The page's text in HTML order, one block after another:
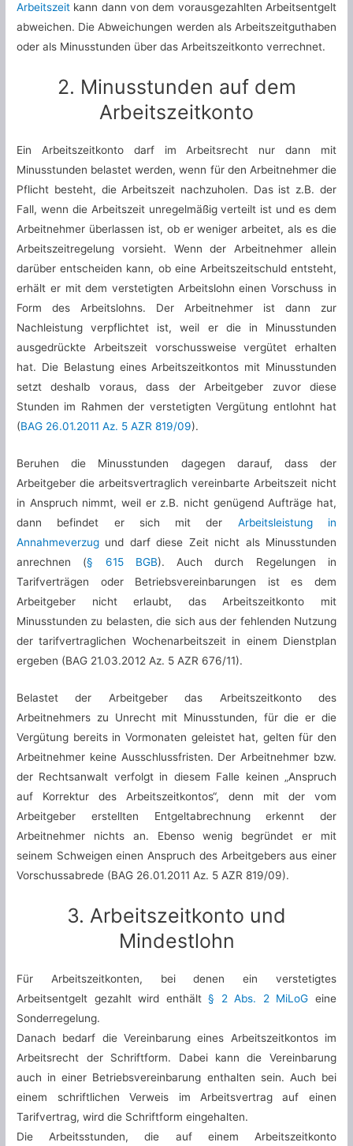
Arbeitszeit kann dann von dem vorausgezahlten Arbeitsentgelt
abweichen. Die Abweichungen werden als Arbeitszeitguthaben
oder als Minusstunden über das Arbeitszeitkonto verrechnet.
2. Minusstunden auf dem
Arbeitszeitkonto
Ein Arbeitszeitkonto darf im Arbeitsrecht nur dann mit
Minusstunden belastet werden, wenn für den Arbeitnehmer die
Pflicht besteht, die Arbeitszeit nachzuholen. Das ist z.B. der
Fall, wenn die Arbeitszeit unregelmäßig verteilt ist und es dem
Arbeitnehmer überlassen ist, ob er weniger arbeitet, als es die
Arbeitszeitregelung vorsieht. Wenn der Arbeitnehmer allein
darüber entscheiden kann, ob eine Arbeitszeitschuld entsteht,
erhält er mit dem verstetigten Arbeitslohn einen Vorschuss in
Form des Arbeitslohns. Der Arbeitnehmer ist dann zur
Nachleistung verpflichtet ist, weil er die in Minusstunden
ausgedrückte Arbeitszeit vorschussweise vergütet erhalten
hat. Die Belastung eines Arbeitszeitkontos mit Minusstunden
setzt deshalb voraus, dass der Arbeitgeber zuvor diese
Stunden im Rahmen der verstetigten Vergütung entlohnt hat
(BAG 26.01.2011 Az. 5 AZR 819/09).
Beruhen die Minusstunden dagegen darauf, dass der
Arbeitgeber die arbeitsvertraglich vereinbarte Arbeitszeit nicht
in Anspruch nimmt, weil er z.B. nicht genügend Aufträge hat,
dann befindet er sich mit der Arbeitsleistung in
Annahmeverzug und darf diese Zeit nicht als Minusstunden
anrechnen (§ 615 BGB). Auch durch Regelungen in
Tarifverträgen oder Betriebsvereinbarungen ist es dem
Arbeitgeber nicht erlaubt, das Arbeitszeitkonto mit
Minusstunden zu belasten, die sich aus der fehlenden Nutzung
der tarifvertraglichen Wochenarbeitszeit in einem Dienstplan
ergeben (BAG 21.03.2012 Az. 5 AZR 676/11).
Belastet der Arbeitgeber das Arbeitszeitkonto des
Arbeitnehmers zu Unrecht mit Minusstunden, für die er die
Vergütung bereits in Vormonaten geleistet hat, gelten für den
Arbeitnehmer keine Ausschlussfristen. Der Arbeitnehmer bzw.
der Rechtsanwalt verfolgt in diesem Falle keinen „Anspruch
auf Korrektur des Arbeitszeitkontos“, denn mit der vom
Arbeitgeber erstellten Entgeltabrechnung erkennt der
Arbeitnehmer nichts an. Ebenso wenig begründet er mit
seinem Schweigen einen Anspruch des Arbeitgebers aus einer
Vorschussabrede (BAG 26.01.2011 Az. 5 AZR 819/09).
3. Arbeitszeitkonto und
Mindestlohn
Für Arbeitszeitkonten, bei denen ein verstetigtes
Arbeitsentgelt gezahlt wird enthält§ 2 Abs. 2 MiLoG eine
Sonderregelung.
Danach bedarf die Vereinbarung eines Arbeitszeitkontos im
Arbeitsrecht der Schriftform. Dabei kann die Vereinbarung
auch in einer Betriebsvereinbarung enthalten sein. Auch bei
einem schriftlichen Verweis im Arbeitsvertrag auf einen
Tarifvertrag, wird die Schriftform eingehalten.
Die Arbeitsstunden, die auf einem Arbeitszeitkonto